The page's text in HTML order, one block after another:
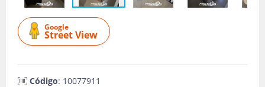
Google
Street View
Código: 10077911